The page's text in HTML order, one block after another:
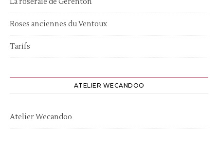
Roses anciennes du Ventoux
Tarifs
ATELIER WECANDOO
Atelier Wecandoo